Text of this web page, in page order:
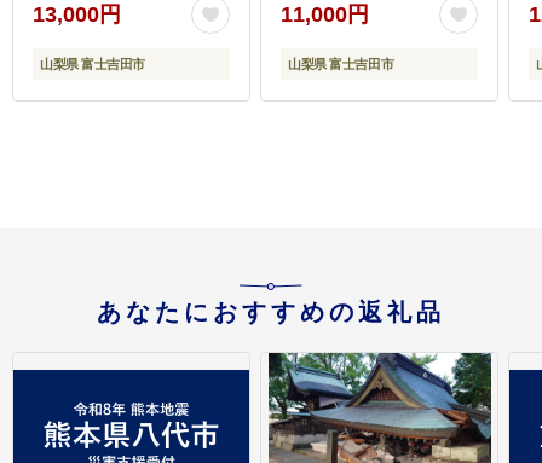
13,000円
山梨県 富士吉田市
11,000円
山梨県 富士吉田市
あなたにおすすめの返礼品